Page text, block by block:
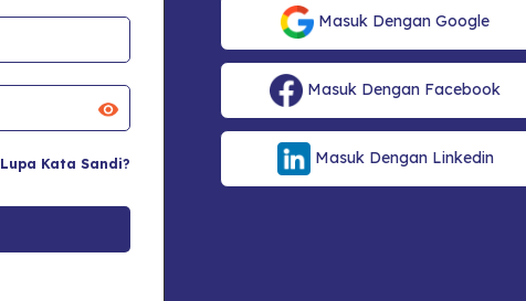
Lupa Kata Sandi?
Masuk Dengan Google
Masuk Dengan Facebook
Masuk Dengan Linkedin